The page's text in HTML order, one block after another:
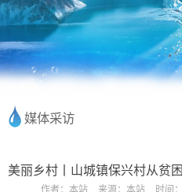
媒体采访
作者： 本站 来源： 本站 时间：